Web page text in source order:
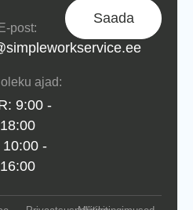
E-post:
ajad:
9:00 -
18:00
10:00 -
16:00
Saada